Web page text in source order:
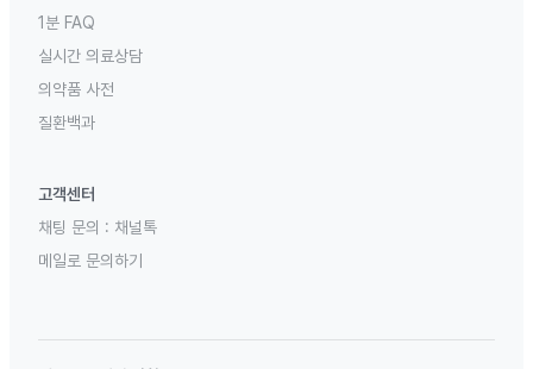
1분 FAQ
실시간 의료상담
의약품 사전
질환백과
고객센터
채팅 문의 : 채널톡
메일로 문의하기